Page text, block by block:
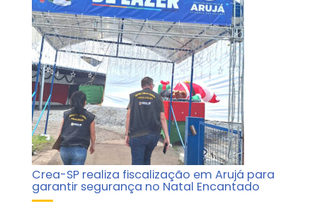
Crea-SP realiza fiscalização em Arujá para
garantir segurança no Natal Encantado